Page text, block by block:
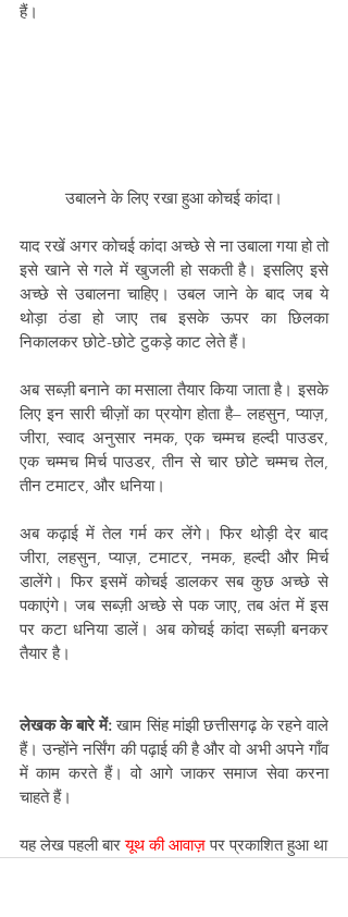
हैं।
उबालने के लिए रखा हुआ कोचई कांदा।
याद रखें अगर कोचई कांदा अच्छे से ना उबाला गया हो तो
इसे खाने से गले में खुजली हो सकती है। इसलिए इसे
अच्छे से उबालना चाहिए। उबल जाने के बाद जब ये
थोड़ा ठंडा हो जाए तब इसके ऊपर का छिलका
निकालकर छोटे-छोटे टुकड़े काट लेते हैं।
अब सब्ज़ी बनाने का मसाला तैयार किया जाता है। इसके
लिए इन सारी चीज़ों का प्रयोग होता है– लहसुन, प्याज़,
जीरा, स्वाद अनुसार नमक, एक चम्मच हल्दी पाउडर,
एक चम्मच मिर्च पाउडर, तीन से चार छोटे चम्मच तेल,
तीन टमाटर, और धनिया।
अब कढ़ाई में तेल गर्म कर लेंगे। फिर थोड़ी देर बाद
जीरा, लहसुन, प्याज़, टमाटर, नमक, हल्दी और मिर्च
डालेंगे। फिर इसमें कोचई डालकर सब कुछ अच्छे से
पकाएंगे। जब सब्ज़ी अच्छे से पक जाए, तब अंत में इस
पर कटा धनिया डालें। अब कोचई कांदा सब्ज़ी बनकर
तैयार है।
लेखक के बारे में: खाम सिंह मांझी छत्तीसगढ़ के रहने वाले
हैं। उन्होंने नर्सिंग की पढ़ाई की है और वो अभी अपने गाँव
में काम करते हैं। वो आगे जाकर समाज सेवा करना
चाहते हैं।
यह लेख पहली बार यूथ की आवाज़ पर प्रकाशित हुआ था